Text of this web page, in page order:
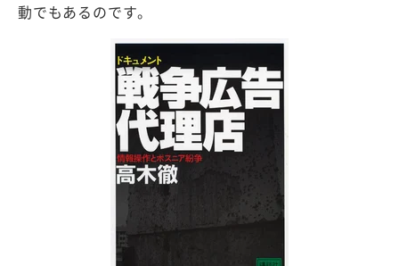
動でもあるのです。